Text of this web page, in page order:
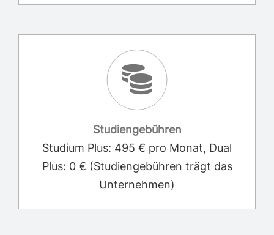
Studiengebühren
Studium Plus: 495 € pro Monat, Dual
Plus: 0 € (Studiengebühren trägt das
Unternehmen)